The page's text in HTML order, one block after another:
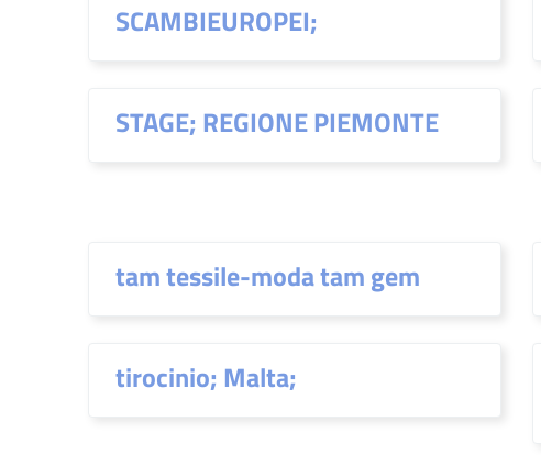
SCAMBIEUROPEI;
STAGE; REGIONE PIEMONTE
tam tessile-moda tam gem
tirocinio; Malta;